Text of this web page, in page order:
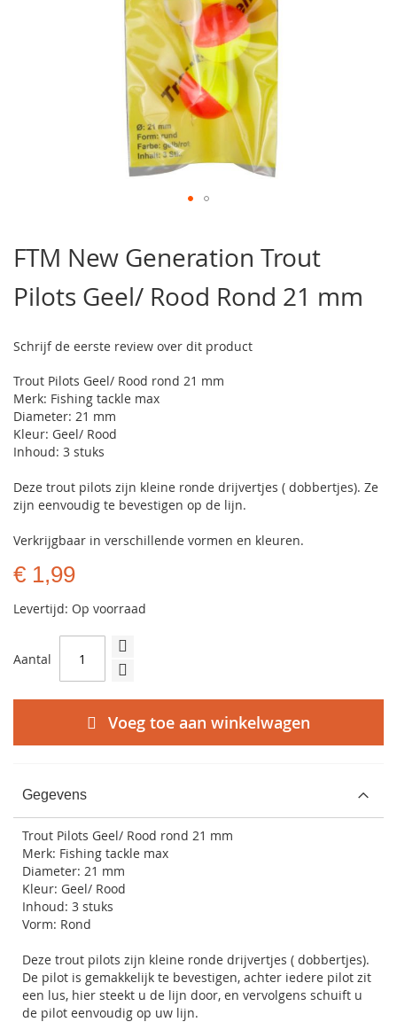
het
begin
van
de
gallerij
FTM New Generation Trout
Pilots Geel/ Rood Rond 21 mm
Schrijf de eerste review over dit product
Trout Pilots Geel/ Rood rond 21 mm
Merk: Fishing tackle max
Diameter: 21 mm
Kleur: Geel/ Rood
Inhoud: 3 stuks
Deze trout pilots zijn kleine ronde drijvertjes ( dobbertjes). Ze
zijn eenvoudig te bevestigen op de lijn.
Verkrijgbaar in verschillende vormen en kleuren.
€ 1,99
Levertijd: Op voorraad
Aantal
Voeg toe aan winkelwagen
Gegevens
Trout Pilots Geel/ Rood rond 21 mm
Merk: Fishing tackle max
Diameter: 21 mm
Kleur: Geel/ Rood
Inhoud: 3 stuks
Vorm: Rond
Deze trout pilots zijn kleine ronde drijvertjes ( dobbertjes).
De pilot is gemakkelijk te bevestigen, achter iedere pilot zit
een lus, hier steekt u de lijn door, en vervolgens schuift u
de pilot eenvoudig op uw lijn.